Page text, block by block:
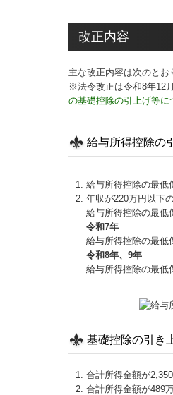
改正内容
主な改正内容は次のとお
※法令改正は令和8年12
の基礎控除の引上げ等に
給与所得控除の
給与所得控除の最低
年収が220万円以下
給与所得控除の最低
令和7年
給与所得控除の最低
令和8年、9年
給与所得控除の最低
基礎控除の引き
合計所得⾦額が
合計所得⾦額が489